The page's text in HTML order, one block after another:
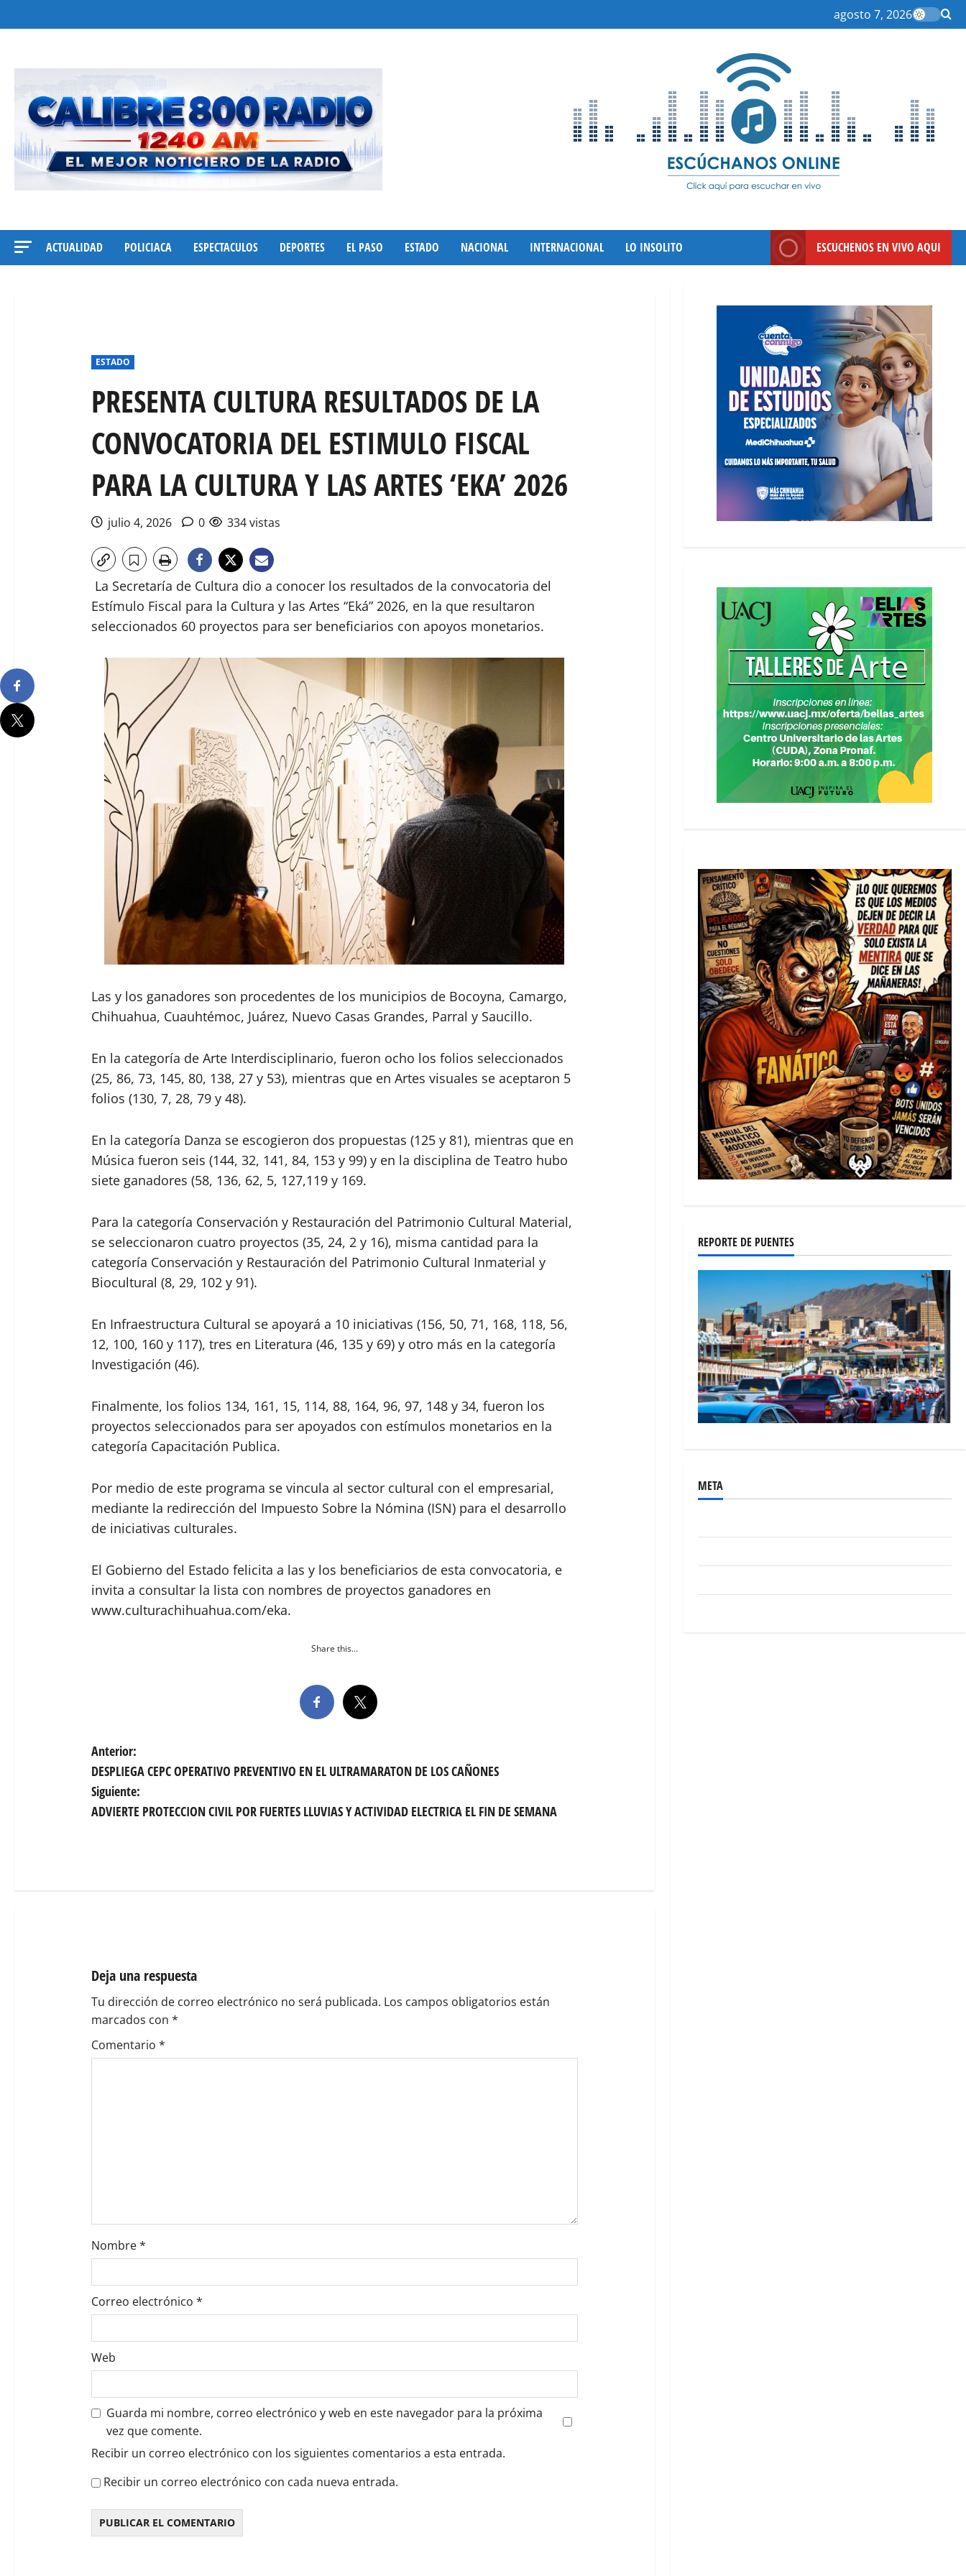
al
agosto 7, 2026
ACTUALIDAD POLICIACA ESPECTACULOS DEPORTES EL PASO ESTADO NACIONAL INTERNACIONAL LO INSOLITO ESCUCHENOS EN VIVO AQUI
ESTADO
PRESENTA CULTURA RESULTADOS DE LA
CONVOCATORIA DEL ESTIMULO FISCAL
PARA LA CULTURA Y LAS ARTES ‘EKA’ 2026
julio 4, 2026 0 334 vistas
La Secretaría de Cultura dio a conocer los resultados de la convocatoria del
Estímulo Fiscal para la Cultura y las Artes “Eká” 2026, en la que resultaron
seleccionados 60 proyectos para ser beneficiarios con apoyos monetarios.
Las y los ganadores son procedentes de los municipios de Bocoyna, Camargo,
Chihuahua, Cuauhtémoc, Juárez, Nuevo Casas Grandes, Parral y Saucillo.
En la categoría de Arte Interdisciplinario, fueron ocho los folios seleccionados
(25, 86, 73, 145, 80, 138, 27 y 53), mientras que en Artes visuales se aceptaron 5
folios (130, 7, 28, 79 y 48).
En la categoría Danza se escogieron dos propuestas (125 y 81), mientras que en
Música fueron seis (144, 32, 141, 84, 153 y 99) y en la disciplina de Teatro hubo
siete ganadores (58, 136, 62, 5, 127,119 y 169.
Para la categoría Conservación y Restauración del Patrimonio Cultural Material,
se seleccionaron cuatro proyectos (35, 24, 2 y 16), misma cantidad para la
categoría Conservación y Restauración del Patrimonio Cultural Inmaterial y
Biocultural (8, 29, 102 y 91).
En Infraestructura Cultural se apoyará a 10 iniciativas (156, 50, 71, 168, 118, 56,
12, 100, 160 y 117), tres en Literatura (46, 135 y 69) y otro más en la categoría
Investigación (46).
Finalmente, los folios 134, 161, 15, 114, 88, 164, 96, 97, 148 y 34, fueron los
proyectos seleccionados para ser apoyados con estímulos monetarios en la
categoría Capacitación Publica.
Por medio de este programa se vincula al sector cultural con el empresarial,
mediante la redirección del Impuesto Sobre la Nómina (ISN) para el desarrollo
de iniciativas culturales.
El Gobierno del Estado felicita a las y los beneficiarios de esta convocatoria, e
invita a consultar la lista con nombres de proyectos ganadores en
www.culturachihuahua.com/eka.
Share this...
N
a
v
i
ó
n
d
a
d
a
Anterior:
DESPLIEGA CEPC OPERATIVO PREVENTIVO EN EL ULTRAMARATON DE LOS CAÑONES
Siguiente:
ADVIERTE PROTECCION CIVIL POR FUERTES LLUVIAS Y ACTIVIDAD ELECTRICA EL FIN DE SEMANA
Deja una respuesta
Tu dirección de correo electrónico no será publicada. Los campos obligatorios están
marcados con *
Comentario *
Nombre*
Correo electrónico *
Web
Guarda mi nombre, correo electrónico y web en este navegador para la próxima
vez que comente.
Recibir un correo electrónico con los siguientes comentarios a esta entrada.
Recibir un correo electrónico con cada nueva entrada.
REPORTE DE PUENTES
META